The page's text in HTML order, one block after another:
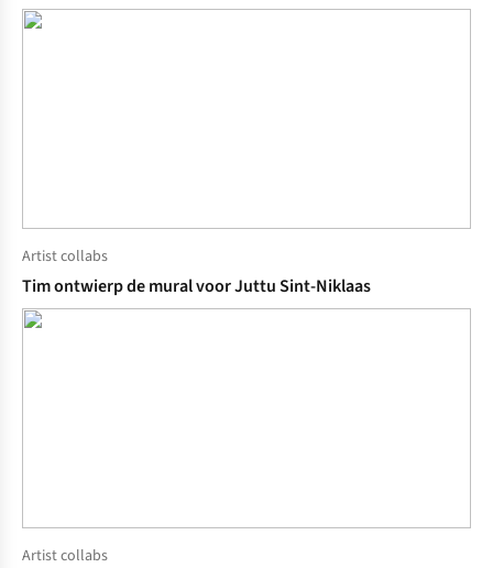
Artist collabs
Tim ontwierp de mural voor Juttu Sint-Niklaas
Artist collabs